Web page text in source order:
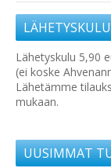
Lähetyskulu 5,90
(ei koske
Lähetämme
mukaan.
UUSIMMAT